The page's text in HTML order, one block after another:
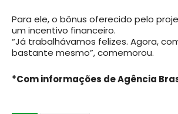
Para ele, o bônus oferecido pelo
um incentivo financeiro.
“Já trabalhávamos felizes. Agora,
bastante mesmo”, comemorou.
*Com informações de Agência